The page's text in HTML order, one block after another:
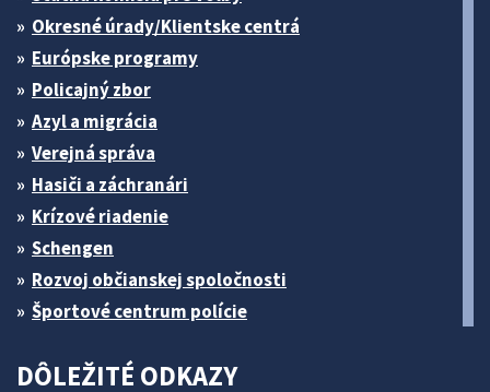
Okresné úrady/Klientske centrá
Európske programy
Policajný zbor
Azyl a migrácia
Verejná správa
Hasiči a záchranári
Krízové riadenie
Schengen
Rozvoj občianskej spoločnosti
Športové centrum polície
DÔLEŽITÉ ODKAZY